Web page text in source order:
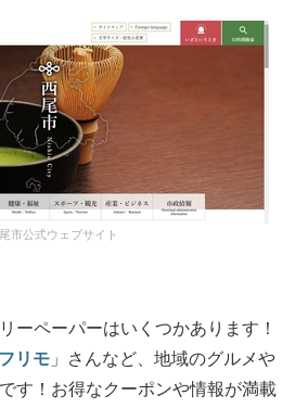
市公式ウェブサイト
ーペーパーはいくつかあります！
リモ 」さんなど、地域のグルメや
す！お得なクーポンや情報が満載